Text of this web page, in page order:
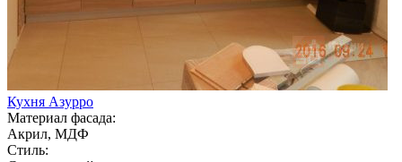
Кухня Азурро
Материал фасада:
Акрил, МДФ
Стиль: